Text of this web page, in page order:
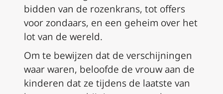
bidden van de rozenkrans, tot offers
voor zondaars, en een geheim over het
lot van de wereld.
Om te bewijzen dat de verschijningen
waar waren, beloofde de vrouw aan de
kinderen dat ze tijdens de laatste van